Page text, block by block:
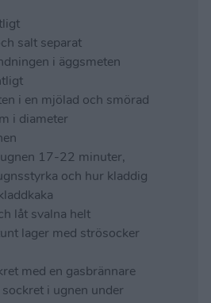
salt separat
i äggsmeten
i en mjölad och smörad
i diameter
17-22 minuter,
och hur kladdig
låt svalna helt
lager med strösocker
med en gasbrännare
sockret i ugnen under